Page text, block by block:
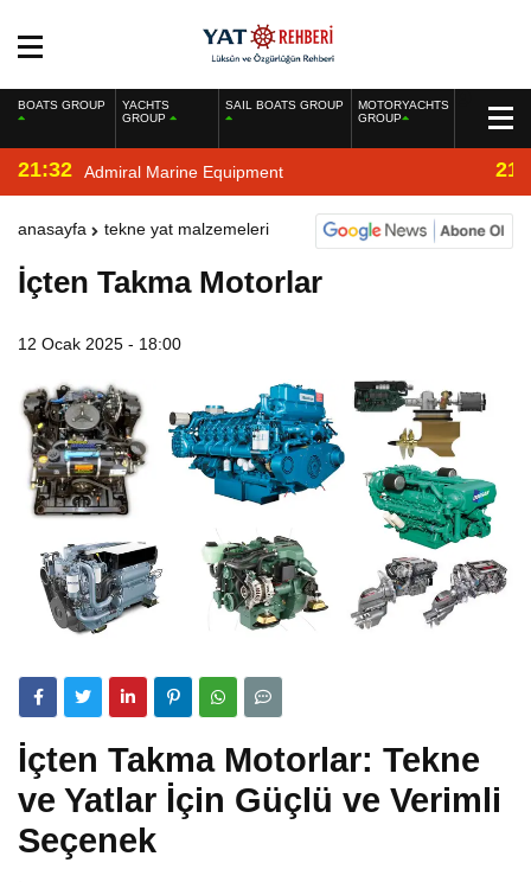
BOATS GROUP
YACHTS
GROUP
SAIL BOATS GROUP
MOTORYACHTS
GROUP
21:32 Admiral Marine Equipment
anasayfa tekne yat malzemeleri
İçten Takma Motorlar
12 Ocak 2025 - 18:00
İçten Takma Motorlar: Tekne
ve Yatlar İçin Güçlü ve Verimli
Seçenek